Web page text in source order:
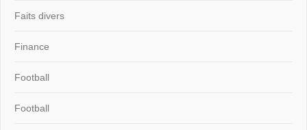
Faits divers
Finance
Football
Football